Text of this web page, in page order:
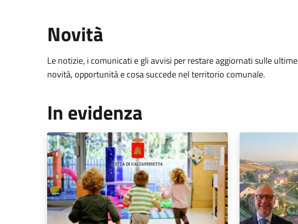
Novità
Le notizie, i comunicati e gli avvisi per restare aggiornati sulle ultime
novità, opportunità e cosa succede nel territorio comunale.
In evidenza